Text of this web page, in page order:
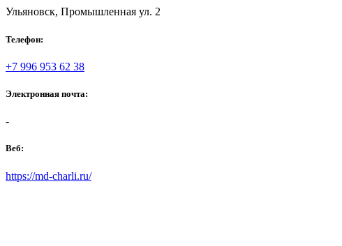
Ульяновск, Промышленная ул. 2
Телефон:
+7 996 953 62 38
Электронная почта:
-
Веб:
https://md-charli.ru/